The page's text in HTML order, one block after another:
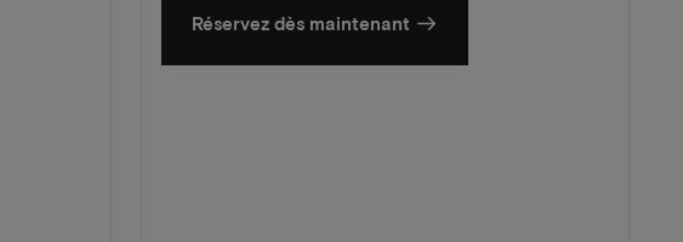
Réservez dès maintenant